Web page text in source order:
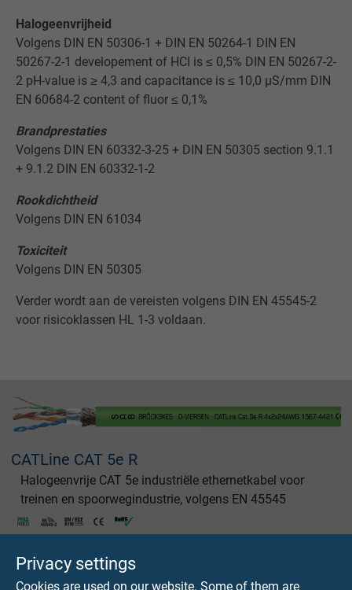
Privacy settings
Cookies are used on our website. Some of them are
Halogeenvrijheid
Volgens DIN EN 50306-1 + DIN EN 50264-1 DIN EN
50267-2-1 developement of HCI is ≤ 0,5% DIN EN 50267-2-
2 pH-value is ≥ 4,3 and capacitance is ≤ 10,0 µS/mm DIN
EN 60684-2 content of fluor ≤ 0,1%
Brandprestaties
Volgens DIN EN 60332-3-25 + DIN EN 50305 section 9.1.1
+ 9.1.2 DIN EN 60332-1-2
Rookdichtheid
Volgens DIN EN 61034
Toxiciteit
Volgens DIN EN 50305
Verder wordt aan de vereisten volgens DIN EN 45545-2
voor risicoklassen HL 1-3 voldaan.
CATLine CAT 5e R
Halogeenvrije CAT 5e industriële ethernetkabel voor
treinen en spoorwegindustrie, volgens EN 45545